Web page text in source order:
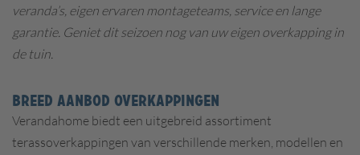
veranda’s, eigen ervaren montageteams, service en lange
garantie. Geniet dit seizoen nog van uw eigen overkapping in
de tuin.
BREED AANBOD OVERKAPPINGEN
Verandahome biedt een uitgebreid assortiment
terassoverkappingen van verschillende merken, modellen en